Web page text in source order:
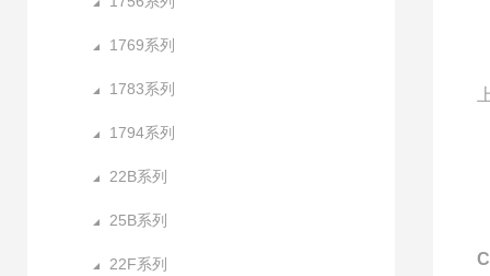
1769系列
1783系列
1794系列
22B系列
25B系列
22F系列